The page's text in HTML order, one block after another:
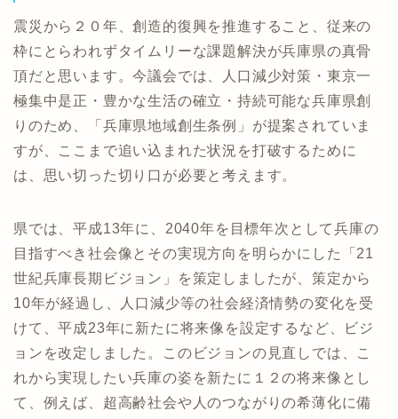
震災から２０年、創造的復興を推進すること、従来の
枠にとらわれずタイムリーな課題解決が兵庫県の真骨
頂だと思います。今議会では、人口減少対策・東京一
極集中是正・豊かな生活の確立・持続可能な兵庫県創
りのため、「兵庫県地域創生条例」が提案されていま
すが、ここまで追い込まれた状況を打破するために
は、思い切った切り口が必要と考えます。
県では、平成13年に、2040年を目標年次として兵庫の
目指すべき社会像とその実現方向を明らかにした「21
世紀兵庫長期ビジョン」を策定しましたが、策定から
10年が経過し、人口減少等の社会経済情勢の変化を受
けて、平成23年に新たに将来像を設定するなど、ビジ
ョンを改定しました。このビジョンの見直しでは、こ
れから実現したい兵庫の姿を新たに１２の将来像とし
て、例えば、超高齢社会や人のつながりの希薄化に備